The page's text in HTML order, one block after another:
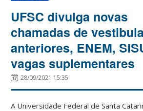
UFSC divulga novas
chamadas de
anteriores, ENEM,
vagas suplementares
28/09/2021 15:35
A Universidade Federal de Santa